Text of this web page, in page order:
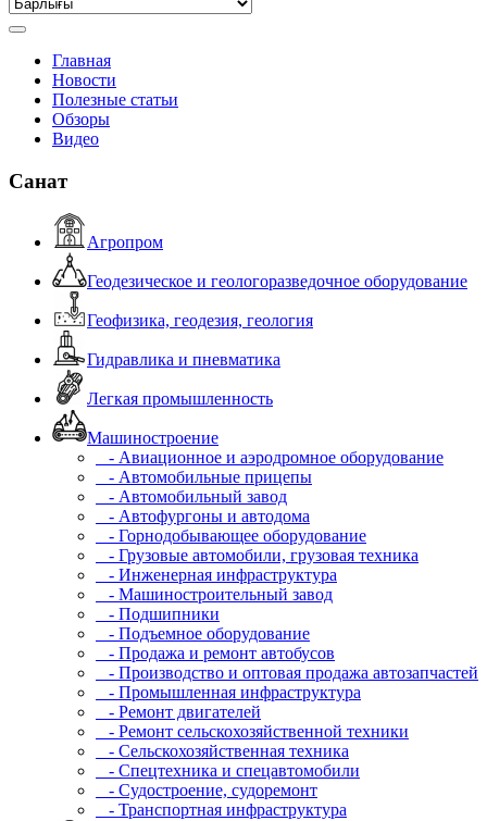
Главная
Новости
Полезные статьи
Обзоры
Видео
Санат
Агропром
Геодезическое и геологоразведочное оборудование
Геофизика, геодезия, геология
Гидравлика и пневматика
Легкая промышленность
Машиностроение
- Авиационное и аэродромное оборудование
- Автомобильные прицепы
- Автомобильный завод
- Автофургоны и автодома
- Горнодобывающее оборудование
- Грузовые автомобили, грузовая техника
- Инженерная инфраструктура
- Машиностроительный завод
- Подшипники
- Подъемное оборудование
- Продажа и ремонт автобусов
- Производство и оптовая продажа автозапчастей
- Промышленная инфраструктура
- Ремонт двигателей
- Ремонт сельскохозяйственной техники
- Сельскохозяйственная техника
- Спецтехника и спецавтомобили
- Судостроение, судоремонт
- Транспортная инфраструктура